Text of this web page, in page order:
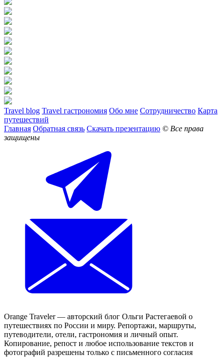
Travel blog Travel гастрономия Обо мне Сотрудничество Карта
путешествий
Главная Обратная связь Скачать презентацию © Все права
защищены
Orange Traveler — авторский блог Ольги Растегаевой о
путешествиях по России и миру. Репортажи, маршруты,
путеводители, отели, гастрономия и личный опыт.
Копирование, репост и любое использование текстов и
фотографий разрешены только с письменного согласия